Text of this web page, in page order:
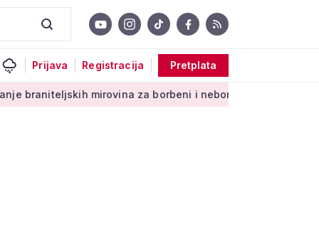
Prijava Registracija Pretplata
mirovina za borbeni i neborbeni sektor od početka 2027.